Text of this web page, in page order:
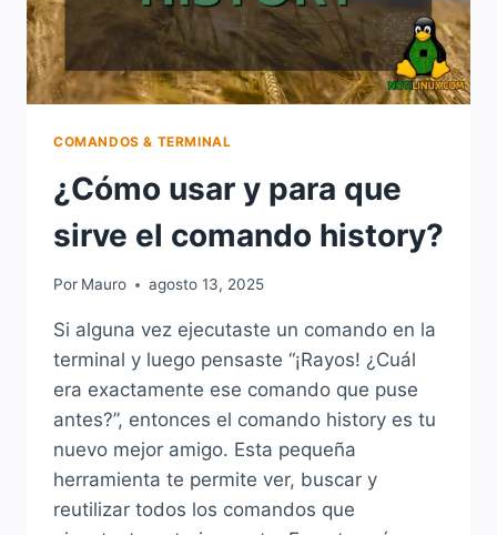
COMANDOS & TERMINAL
¿Cómo usar y para que
sirve el comando history?
Por Mauro agosto 13, 2025
Si alguna vez ejecutaste un comando en la
terminal y luego pensaste “¡Rayos! ¿Cuál
era exactamente ese comando que puse
antes?”, entonces el comando history es tu
nuevo mejor amigo. Esta pequeña
herramienta te permite ver, buscar y
reutilizar todos los comandos que